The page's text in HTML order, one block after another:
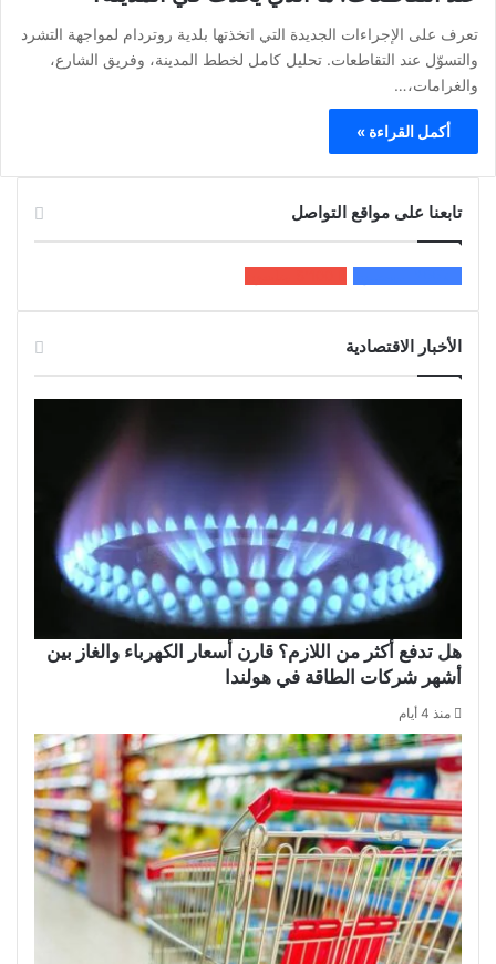
تعرف على الإجراءات الجديدة التي اتخذتها بلدية روتردام لمواجهة التشرد
والتسوّل عند التقاطعات. تحليل كامل لخطط المدينة، وفريق الشارع،
والغرامات،…
أكمل القراءة »
تابعنا على مواقع التواصل
الأخبار الاقتصادية
هل تدفع أكثر من اللازم؟ قارن أسعار الكهرباء والغاز بين
أشهر شركات الطاقة في هولندا
منذ 4 أيام